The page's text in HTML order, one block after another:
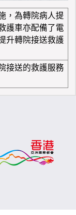
，為轉院病人提
護車亦配備了電
升轉院接送救護
接送的救護服務